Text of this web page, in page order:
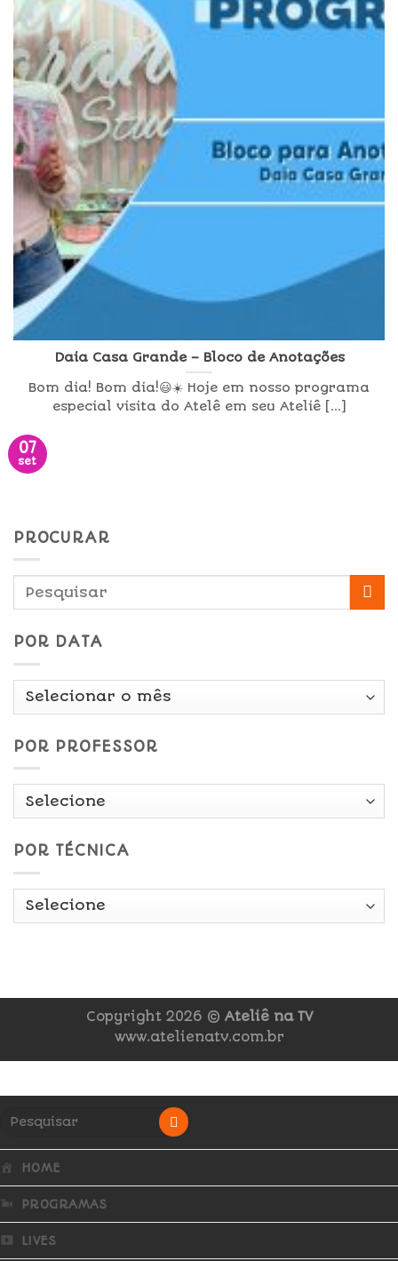
Daia Casa Grande – Bloco de Anotações
Bom dia! Bom dia!😃☀️ Hoje em nosso programa
especial visita do Atelê em seu Ateliê [...]
07
set
PROCURAR
POR DATA
Por
POR PROFESSOR
POR TÉCNICA
Copyright 2026 © Ateliê na TV
www.atelienatv.com.br
HOME
PROGRAMAS
LIVES